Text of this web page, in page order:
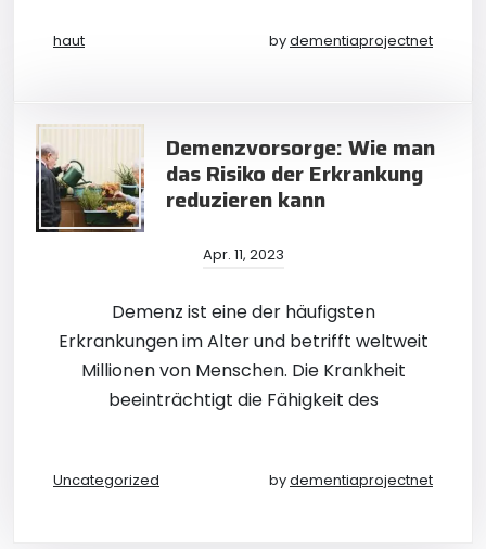
haut bydementiaprojectnet
Demenzvorsorge: Wie man
das Risiko der Erkrankung
reduzieren kann
Apr. 11, 2023
Demenz ist eine der häufigsten
Erkrankungen im Alter und betrifft weltweit
Millionen von Menschen. Die Krankheit
beeinträchtigt die Fähigkeit des
Uncategorized bydementiaprojectnet